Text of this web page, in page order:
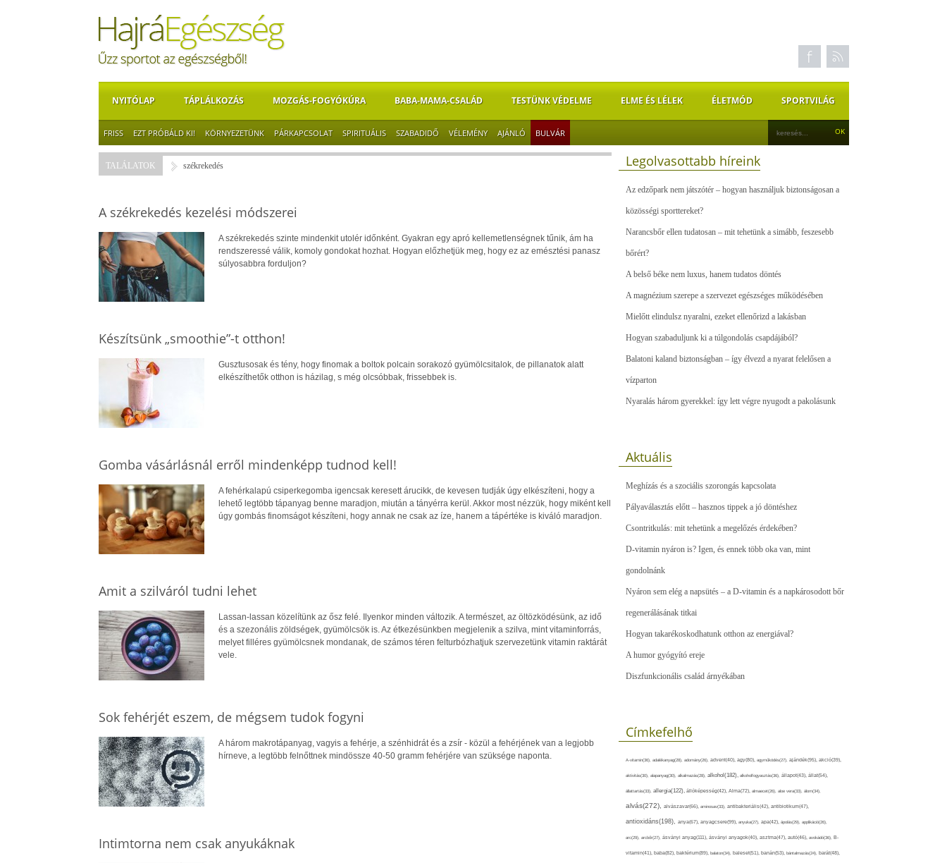
NYITÓLAP TÁPLÁLKOZÁS MOZGÁS-FOGYÓKÚRA BABA-MAMA-CSALÁD TESTÜNK VÉDELME ELME ÉS LÉLEK ÉLETMÓD SPORTVILÁG
FRISS EZT PRÓBÁLD KI! KÖRNYEZETÜNK PÁRKAPCSOLAT SPIRITUÁLIS SZABADIDŐ VÉLEMÉNY AJÁNLÓ BULVÁR
TALÁLATOK székrekedés
A székrekedés kezelési módszerei
A székrekedés szinte mindenkit utolér időnként. Gyakran egy apró kellemetlenségnek tűnik, ám ha
rendszeressé válik, komoly gondokat hozhat. Hogyan előzhetjük meg, hogy ez az emésztési panasz
súlyosabbra forduljon?
Készítsünk „smoothie”-t otthon!
Gusztusosak és tény, hogy finomak a boltok polcain sorakozó gyümölcsitalok, de pillanatok alatt
elkészíthetők otthon is házilag, s még olcsóbbak, frissebbek is.
Gomba vásárlásnál erről mindenképp tudnod kell!
A fehérkalapú csiperkegomba igencsak keresett árucikk, de kevesen tudják úgy elkészíteni, hogy a
lehető legtöbb tápanyag benne maradjon, miután a tányérra kerül. Akkor most nézzük, hogy miként kell
úgy gombás finomságot készíteni, hogy annak ne csak az íze, hanem a tápértéke is kiváló maradjon.
Amit a szilváról tudni lehet
Lassan-lassan közelítünk az ősz felé. Ilyenkor minden változik. A természet, az öltözködésünk, az idő
és a szezonális zöldségek, gyümölcsök is. Az étkezésünkben megjelenik a szilva, mint vitaminforrás,
melyet filléres gyümölcsnek mondanak, de számos téren felturbózhatjuk szervezetünk vitamin raktárát
vele.
Sok fehérjét eszem, de mégsem tudok fogyni
A három makrotápanyag, vagyis a fehérje, a szénhidrát és a zsír - közül a fehérjének van a legjobb
hírneve, a legtöbb felnőttnek mindössze 40-50 gramm fehérjére van szüksége naponta.
Intimtorna nem csak anyukáknak
Legolvasottabb híreink
Az edzőpark nem játszótér – hogyan használjuk biztonságosan a
közösségi sporttereket?
Narancsbőr ellen tudatosan – mit tehetünk a simább, feszesebb
bőrért?
A belső béke nem luxus, hanem tudatos döntés
A magnézium szerepe a szervezet egészséges működésében
Mielőtt elindulsz nyaralni, ezeket ellenőrizd a lakásban
Hogyan szabaduljunk ki a túlgondolás csapdájából?
Balatoni kaland biztonságban – így élvezd a nyarat felelősen a
vízparton
Nyaralás három gyerekkel: így lett végre nyugodt a pakolásunk
Aktuális
Meghízás és a szociális szorongás kapcsolata
Pályaválasztás előtt – hasznos tippek a jó döntéshez
Csontritkulás: mit tehetünk a megelőzés érdekében?
D-vitamin nyáron is? Igen, és ennek több oka van, mint
gondolnánk
Nyáron sem elég a napsütés – a D-vitamin és a napkárosodott bőr
regenerálásának titkai
Hogyan takarékoskodhatunk otthon az energiával?
A humor gyógyító ereje
Diszfunkcionális család árnyékában
Címkefelhő
A-vitamin(36), adalékanyag(28), adomány(26), advent(40), agy(80), agyműködés(27), ajándék(95), akció(39),
aktivitás(30), alapanyag(30), alkalmazás(28), alkohol(182), alkoholfogyasztás(36), állapot(43), állat(54),
állattartás(33), allergia(122), állóképesség(42), Alma(72), almaecet(26), aloe vera(33), álom(34),
alvás(272), alvászavar(66), aminosav(33), antibakteriális(42), antibiotikum(47),
antioxidáns(198), anya(67), anyagcsere(99), anyuka(27), apa(42), ápolás(29), applikáció(26),
arc(29), arcbőr(27), ásványi anyag(111), ásványi anyagok(40), asztma(47), autó(46), avokádó(36), B-
vitamin(41), baba(82), baktérium(89), balaton(34), baleset(51), banán(53), bántalmazás(24), barát(48),